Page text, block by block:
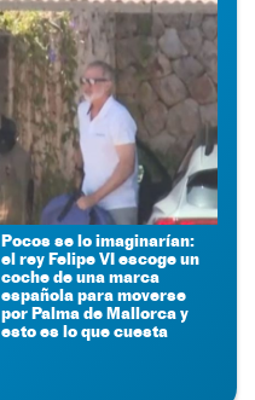
Pocos se lo imaginarían:
el rey Felipe VI escoge un
coche de una marca
española para moverse
por Palma de Mallorca y
esto es lo que cuesta